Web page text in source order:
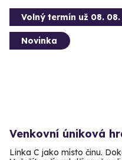
Volný termín už 08. 08.
Novinka
Venkovní úniková
Linka C jako místo činu.